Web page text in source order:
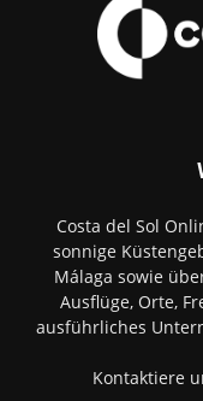
Costa del Sol
sonnige
Málaga sowie
Ausflüge, Orte,
ausführliches
Kontaktiere